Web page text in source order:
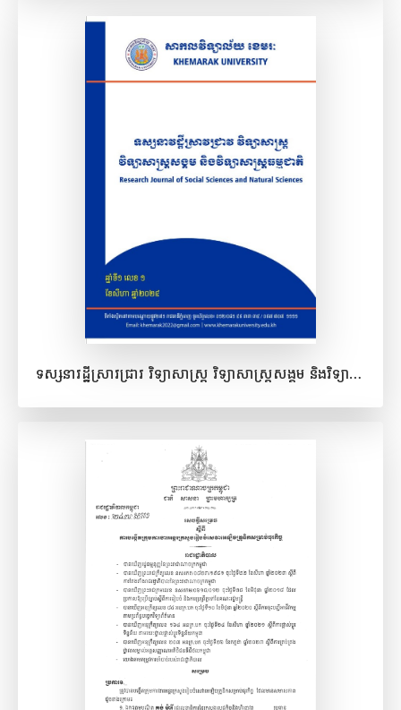
ទស្សនាវដ្ឋីស្រាវជ្រាវ វិទ្យាសាស្ត្រ វិទ្យាសាស្ត្រសង្គម និងវិទ្យាសាស្ត្រធម្មជាតិ ឆ្នាំទី១, លេខ១, សីហា ២០២៤
ពិនិត្យមើល​ឯកសារ